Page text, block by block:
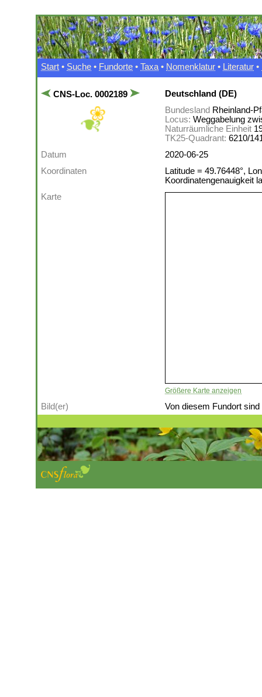
Start • Suche • Fundorte • Taxa • Nomenklatur • Literatur •
CNS-Loc. 0002189
Deutschland (DE)
Bundesland Rheinland-
Locus: Weggabelung
Naturräumliche Einheit
TK25-Quadrant: 6210/
Datum
2020-06-25
Koordinaten
Latitude = 49.76448°,
Koordinatengenauigkeit
Karte
Größere Karte anzeigen
Bild(er) Von diesem Fundort